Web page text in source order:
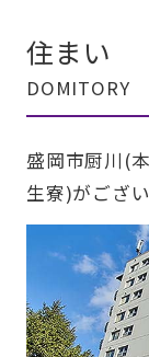
住まい
DOMITORY
盛岡市厨川(
生寮)がござい